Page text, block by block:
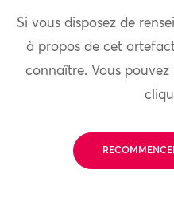
Si vous disposez de
à propos de cet
connaître. Vous